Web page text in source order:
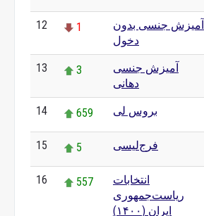
12 1
آمیزش جنسی بدون
دخول
13 3
آمیزش جنسی
دهانی
14 659 بروس لی
15 5 فرج‌لیسی
16 557
انتخابات
ریاست‌جمهوری
ایران (۱۴۰۰)